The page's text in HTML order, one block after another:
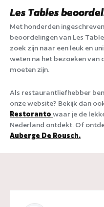
Les Tables
Met honderden
beoordelingen van Les
zoek zijn naar een leuk en
weten na het bezoeken van
moeten zijn.
Als restaurantliefhebber
onze website? Bekijk dan
Restoranto waar je de
Nederland ontdekt. Of
Auberge De Rousch.